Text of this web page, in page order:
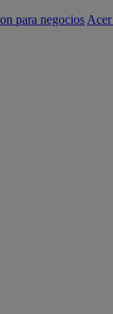
para negocios